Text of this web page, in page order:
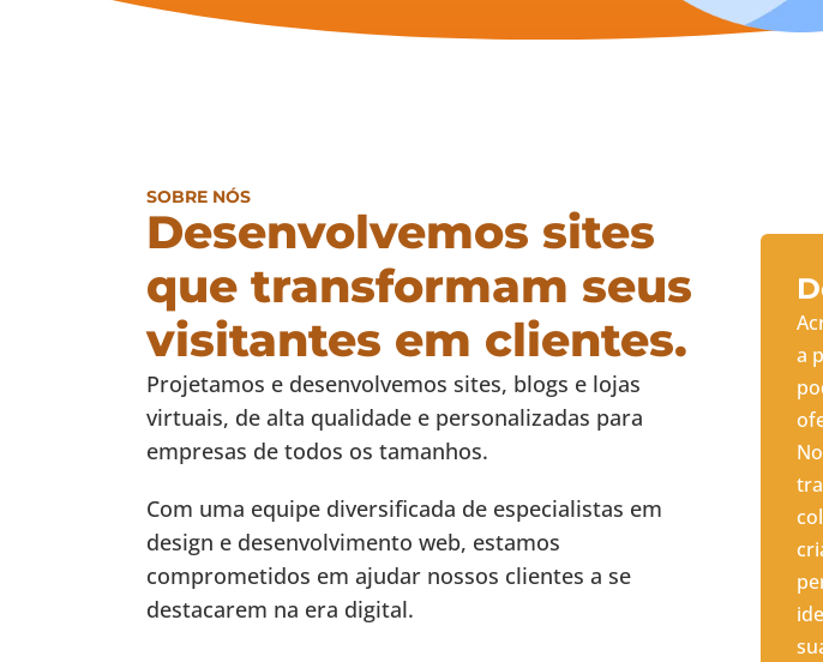
SOBRE NÓS
Desenvolvemos sites
que transformam seus
visitantes em clientes.
Projetamos e desenvolvemos sites, blogs e lojas
virtuais, de alta qualidade e personalizadas para
empresas de todos os tamanhos.
Com uma equipe diversificada de especialistas em
design e desenvolvimento web, estamos
comprometidos em ajudar nossos clientes a se
destacarem na era digital.
a